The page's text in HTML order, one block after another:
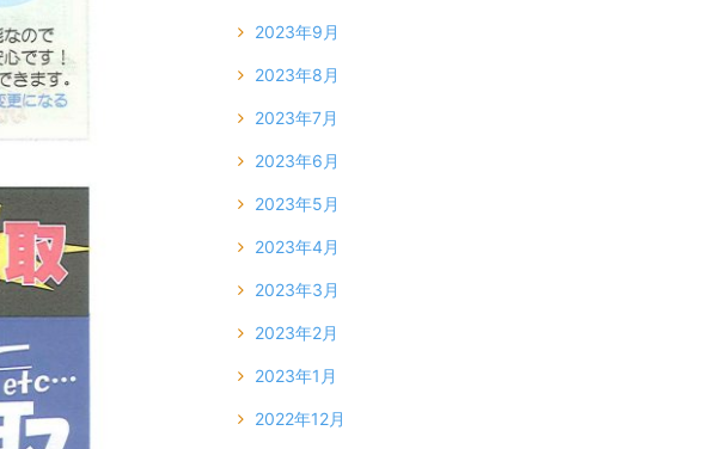
2023年9月
2023年8月
2023年7月
2023年6月
2023年5月
2023年4月
2023年3月
2023年2月
2023年1月
2022年12月